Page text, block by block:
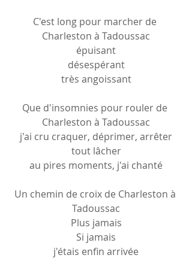
C'est long pour marcher de
Charleston à Tadoussac
épuisant
désespérant
très angoissant
Que d'insomnies pour rouler de
Charleston à Tadoussac
j'ai cru craquer, déprimer, arrêter
tout lâcher
au pires moments, j'ai chanté
Un chemin de croix de Charleston à
Tadoussac
Plus jamais
Si jamais
j'étais enfin arrivée